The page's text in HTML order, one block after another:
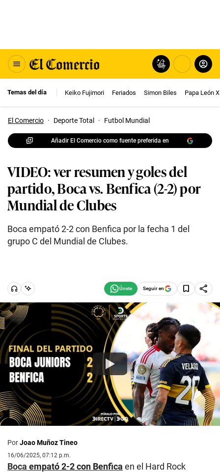
Temas del día Keiko Fujimori Feriados Simon Biles Papa León
El Comercio · Deporte Total · Futbol Mundial
Añadir El Comercio como fuente preferida en
VIDEO: ver resumen y goles del
partido, Boca vs. Benfica (2-2) por
Mundial de Clubes
Boca empató 2-2 con Benfica por la fecha 1 del
grupo C del Mundial de Clubes.
Seguir en
PorJoao Muñoz Tineo
16/06/2025, 07:12 p.m.
Boca empató 2-2 con Benfica en el Hard Rock